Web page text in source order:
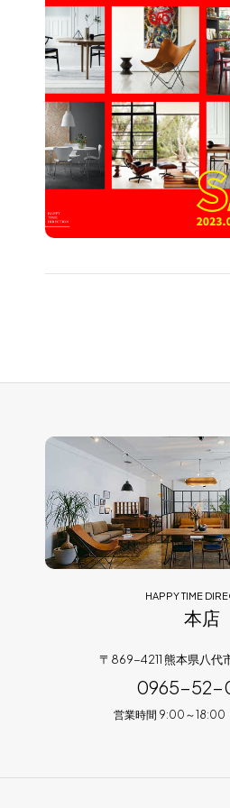
Blog
About us
for Business
Recruit
Contact
熊本店
HAPPY TIME
本店
〒869-4211 熊本県八代
0965-52-
営業時間 9:00～18:00